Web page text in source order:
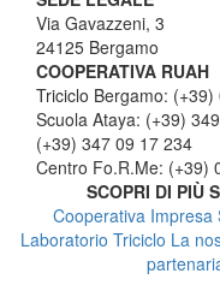
Via Gavazzeni, 3
24125 Bergamo
COOPERATIVA RUAH
Triciclo Bergamo:
Scuola Ataya: (+39)
(+39) 347 09 17 234
Centro Fo.R.Me: (+39)
SCOPRI DI PIÙ
Cooperativa Impresa
Laboratorio Triciclo La